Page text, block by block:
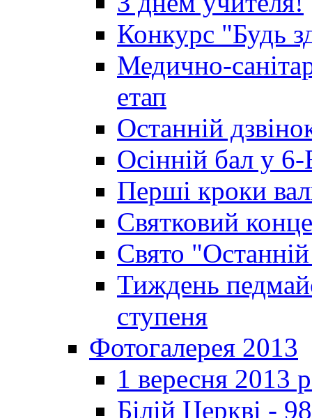
Конкурс "Будь
Медично-
етап
Останній
Осінній бал у 6-
Перші кроки
Святковий
Свято
Тиждень
ступеня
Фотогалерея 2013
1 вересня 2013
Білій Церкві -